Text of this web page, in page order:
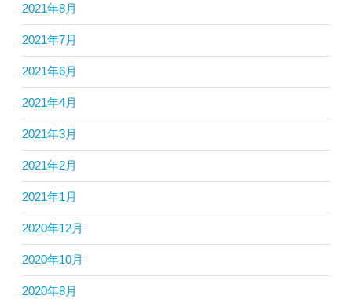
2021年8月
2021年7月
2021年6月
2021年4月
2021年3月
2021年2月
2021年1月
2020年12月
2020年10月
2020年8月